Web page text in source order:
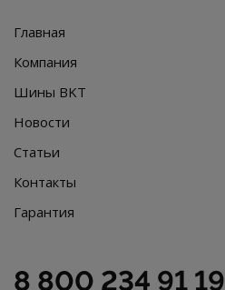
Главная
Компания
Шины BKT
Новости
Статьи
Контакты
Гарантия
8 800 234 91 19